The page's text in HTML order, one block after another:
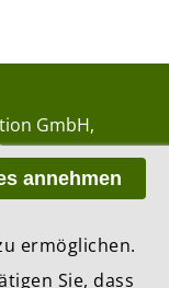
GmbH
annehmen
ermöglichen.
Sie, dass